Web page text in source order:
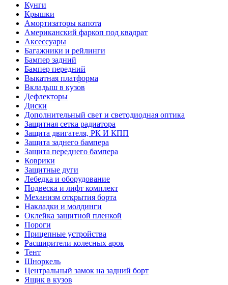
Кунги
Крышки
Амортизаторы капота
Американский фаркоп под квадрат
Аксессуары
Багажники и рейлинги
Бампер задний
Бампер передний
Выкатная платформа
Вкладыш в кузов
Дефлекторы
Диски
Дополнительный свет и светодиодная оптика
Защитная сетка радиатора
Защита двигателя, РК И КПП
Защита заднего бампера
Защита переднего бампера
Коврики
Защитные дуги
Лебедка и оборудование
Подвеска и лифт комплект
Механизм открытия борта
Накладки и молдинги
Оклейка защитной пленкой
Пороги
Прицепные устройства
Расширители колесных арок
Тент
Шноркель
Центральный замок на задний борт
Ящик в кузов